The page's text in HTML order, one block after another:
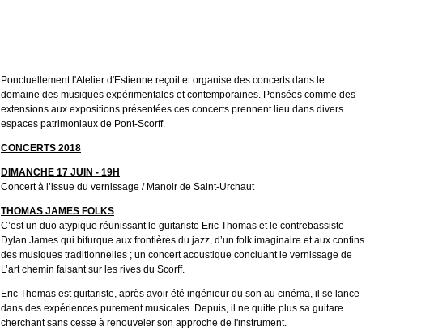
Ponctuellement l'Atelier d'Estienne reçoit et organise des concerts dans le
domaine des musiques expérimentales et contemporaines. Pensées comme des
extensions aux expositions présentées ces concerts prennent lieu dans divers
espaces patrimoniaux de Pont-Scorff.
CONCERTS 2018
DIMANCHE 17 JUIN - 19H
Concert à l’issue du vernissage / Manoir de Saint-Urchaut
THOMAS JAMES FOLKS
C’est un duo atypique réunissant le guitariste Eric Thomas et le contrebassiste
Dylan James qui bifurque aux frontières du jazz, d’un folk imaginaire et aux confins
des musiques traditionnelles ; un concert acoustique concluant le vernissage de
L’art chemin faisant sur les rives du Scorff.
Eric Thomas est guitariste, après avoir été ingénieur du son au cinéma, il se lance
dans des expériences purement musicales. Depuis, il ne quitte plus sa guitare
cherchant sans cesse à renouveler son approche de l'instrument.